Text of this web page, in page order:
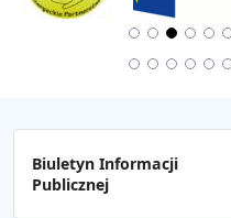
Biuletyn Informacji
Publicznej